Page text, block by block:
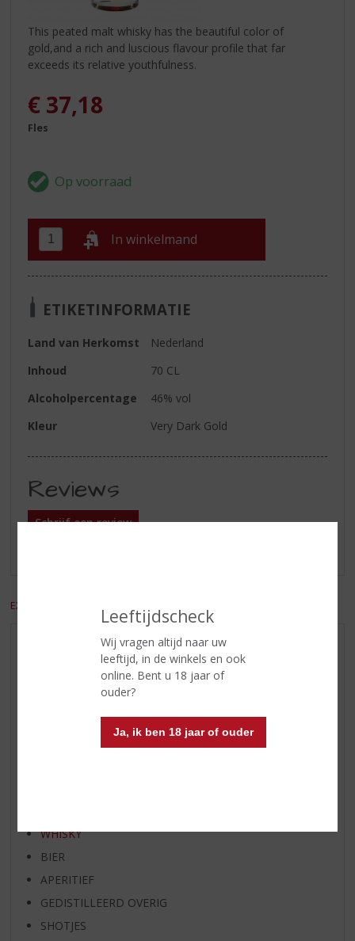
Leeftijdscheck
Wij vragen altijd naar uw
leeftijd, in de winkels en ook
online. Bent u 18 jaar of
ouder?
Ja, ik ben 18 jaar of ouder
This peated malt whisky has the beautiful color of
gold,and a rich and luscious flavour profile that far
exceeds its relative youthfulness.
€ 37,18
Fles
In winkelmand
ETIKETINFORMATIE
Land van Herkomst
Nederland
Inhoud
70 CL
Alcoholpercentage
46% vol
Kleur
Very Dark Gold
Reviews
Schrijf een review
EXCL. BTW
AANBIEDINGEN
WIJN VAN DE MAAND
WHISKY VAN DE MAAND
RUM VAN DE MAAND
BIER VAN DE MAAND
WHISKY
BIER
APERITIEF
GEDISTILLEERD OVERIG
SHOTJES